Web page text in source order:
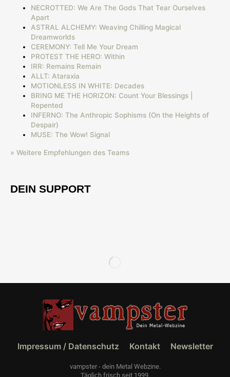
NECROTTED: We Are The Gods That Tear Ourselves
Apart
ASTRAL ALCHEMY: Weaving Chilling Magical
Dreamworlds
CEREMONY: Tell Me Your Dream
PROTEST THE HERO: Within
IRR: Remains Remain
ALLT: Ataraxia
MOTIONLESS IN WHITE: Decades
BRING ME THE HORIZON: Count Your Blessings |
Repented
INFERNO: The Anthropic Sophisms (On the Heights of
Despair)
MUSE: The Wow! Signal
» Weitere Empfehlungen des Teams
DEIN SUPPORT
Impressum / Datenschutz Kontakt Newsletter
vampster - dein Metal Webzine.
Täglich frisch seit 1999.